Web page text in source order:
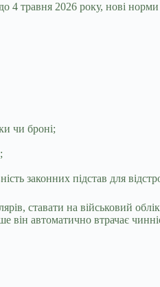
4 травня 2026 року, нові
чи броні;
законних підстав для
ставати на військовий
він автоматично втрачає